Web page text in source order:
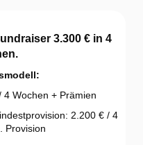
3.300 € in 4
4 Wochen + Prämien
2.200 € / 4
Provision